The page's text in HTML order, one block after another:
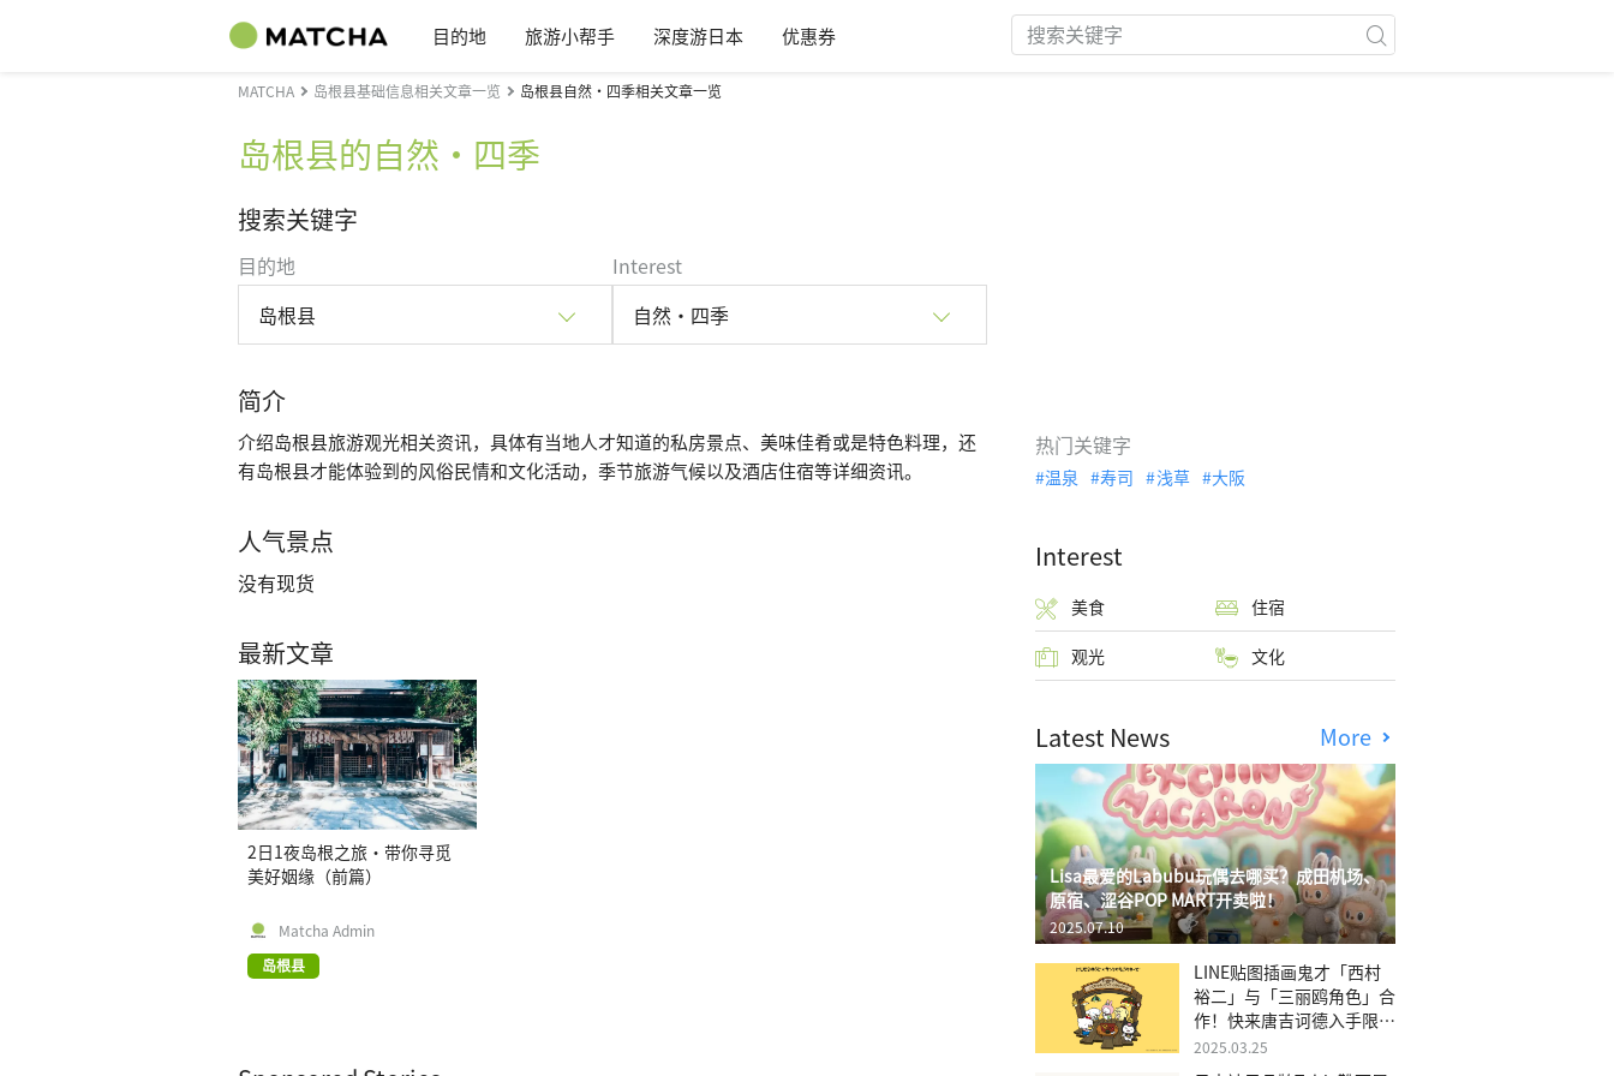
目的地 旅游小帮手 深度游日本 优惠券
MATCHA 岛根县基础信息相关文章一览 岛根县自然・四季相关文章一览
岛根县的自然・四季
搜索关键字
目的地
岛根县
Interest
自然・四季
简介
介绍岛根县旅游观光相关资讯，具体有当地人才知道的私房景点、美味佳肴或是特色料理，还
有岛根县才能体验到的风俗民情和文化活动，季节旅游气候以及酒店住宿等详细资讯。
人气景点
没有现货
最新文章
2日1夜岛根之旅・带你寻觅
美好姻缘（前篇）
Matcha Admin
岛根县
热门关键字
温泉 寿司 浅草 大阪
Interest
美食 住宿
观光 文化
Latest News More
Lisa最爱的Labubu玩偶去哪买？成田机场、
原宿、涩谷POP MART开卖啦！
2025.07.10
LINE贴图插画鬼才「西村
裕二」与「三丽鸥角色」合
作！快来唐吉诃德入手限量
商品
2025.03.25